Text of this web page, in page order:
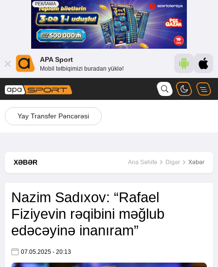
APA Sport
Mobil tətbiqimizi buradan yüklə!
Yay Transfer Pəncərəsi
XƏBƏR Ana Səhifə Digər Xəbər
Nazim Sadıxov: “Rafael
Fiziyevin rəqibini məğlub
edəcəyinə inanıram”
07.05.2025 - 20:13